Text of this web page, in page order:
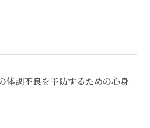
体調不良を予防するための心身